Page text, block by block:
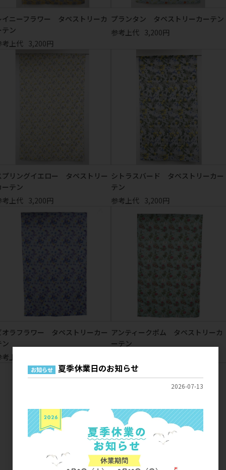
イニーフラワー タペストリーカ
テン
考上代 3,200円
プランタン タペストリーカーテン
参考上代 3,200円
プリングイエロー タペストリー
ーテン
考上代 3,200円
シトラスバード タペストリーカー
テン
参考上代 3,200円
オラフラワー タペストリーカー
ン
上代
アンティークポム タペストリーカ
ーテン
お知らせ 夏季休業日のお知らせ
2026-07-13